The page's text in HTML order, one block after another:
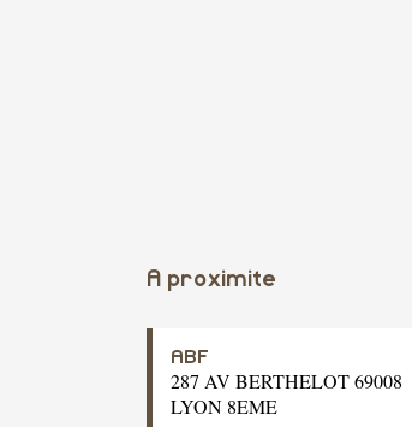
A proximite
ABF
287 AV BERTHELOT 69008
LYON 8EME